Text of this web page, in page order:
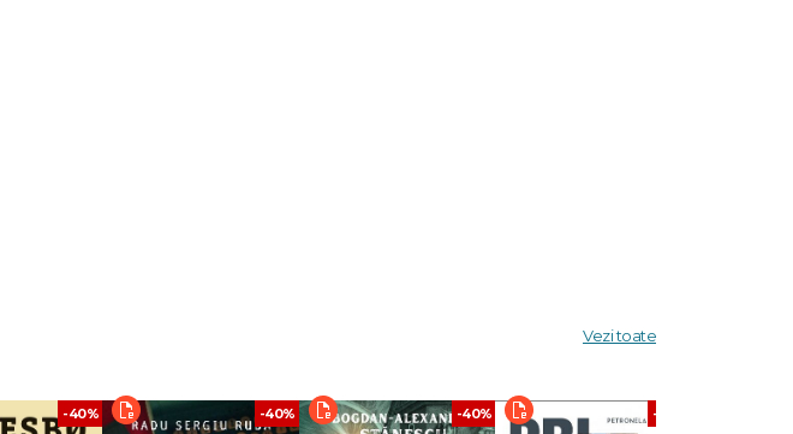
Book Review, Harper’s, The Guardian.
Trei a apărut Intimități (2021).
Vezi toate
-40% -40% -40% -40%